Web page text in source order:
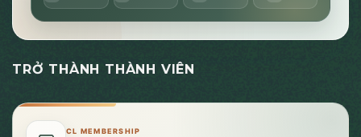
TRỞ THÀNH THÀNH VIÊN
CL MEMBERSHIP